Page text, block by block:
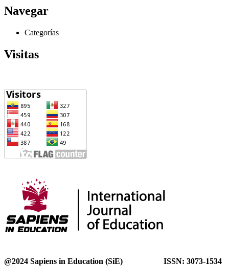
Navegar
Categorías
Visitas
@2024 Sapiens in Education (SiE) ISSN: 3073-1534